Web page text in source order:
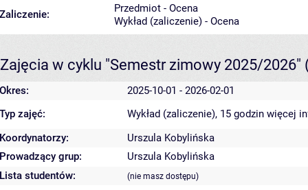
Zaliczenie:
Przedmiot - Ocena
Wykład (zaliczenie) - Ocena
Zajęcia w cyklu "Semestr zimowy 2025/2026"
Okres:
2025-10-01 - 2026-02-01
Typ zajęć:
Wykład (zaliczenie), 15 godzin więcej
Koordynatorzy:
Urszula Kobylińska
Prowadzący grup:
Urszula Kobylińska
Lista studentów:
(nie masz dostępu)